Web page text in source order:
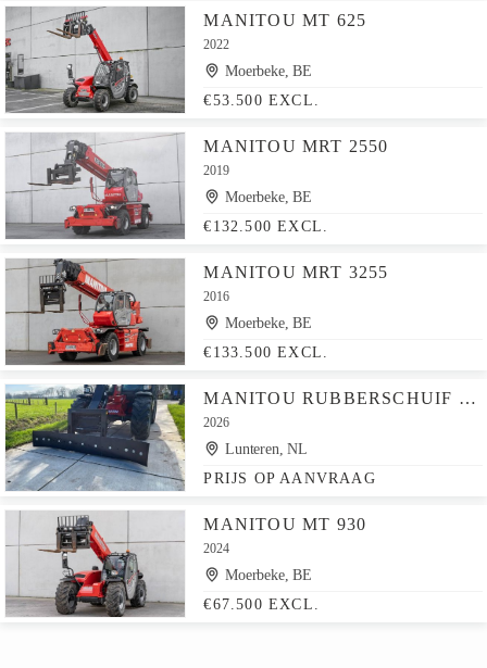
MANITOU MT 625
2022
Moerbeke, BE
€53.500 EXCL.
MANITOU MRT 2550
2019
Moerbeke, BE
€132.500 EXCL.
MANITOU MRT 3255
2016
Moerbeke, BE
€133.500 EXCL.
MANITOU RUBBERSCHUIF SNEEUWSCHUIF 2.65M
2026
Lunteren, NL
PRIJS OP AANVRAAG
MANITOU MT 930
2024
Moerbeke, BE
€67.500 EXCL.